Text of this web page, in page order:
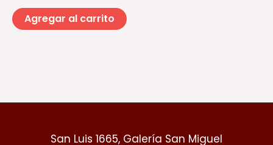
Agregar al carrito
San Luis 1665, Galería San Miguel